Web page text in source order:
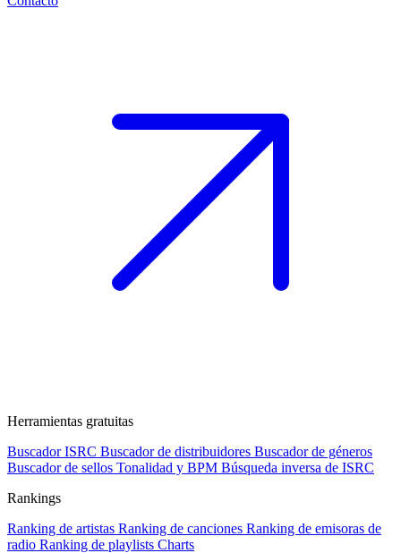
Herramientas gratuitas
Buscador ISRC Buscador de distribuidores Buscador de géneros
Buscador de sellos Tonalidad y BPM Búsqueda inversa de ISRC
Rankings
Ranking de artistas Ranking de canciones Ranking de emisoras de
radio Ranking de playlists Charts